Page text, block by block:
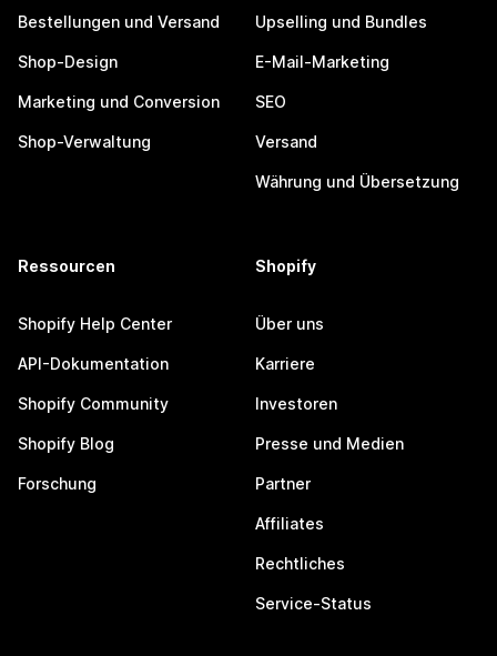
Bestellungen und Versand
Shop-Design
Marketing und Conversion
Shop-Verwaltung
Upselling und Bundles
E-Mail-Marketing
SEO
Versand
Währung und Übersetzung
Ressourcen
Shopify Help Center
API-Dokumentation
Shopify Community
Shopify Blog
Forschung
Shopify
Über uns
Karriere
Investoren
Presse und Medien
Partner
Affiliates
Rechtliches
Service-Status